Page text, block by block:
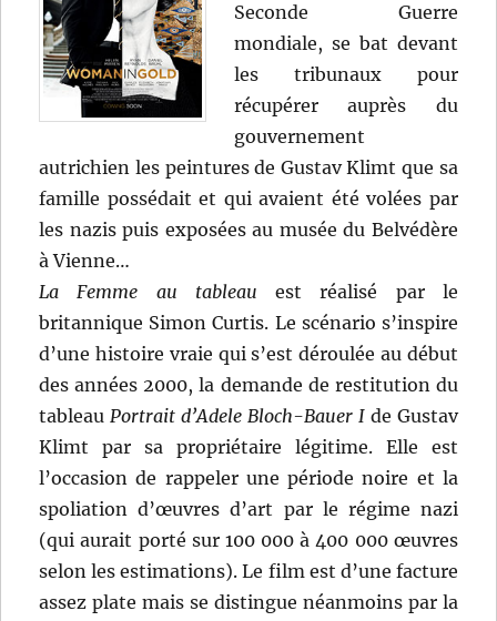
Seconde Guerre
mondiale, se bat devant
les tribunaux pour
récupérer auprès du
gouvernement
autrichien les peintures de Gustav Klimt que sa
famille possédait et qui avaient été volées par
les nazis puis exposées au musée du Belvédère
à Vienne…
La Femme au tableau est réalisé par le
britannique Simon Curtis. Le scénario s’inspire
d’une histoire vraie qui s’est déroulée au début
des années 2000, la demande de restitution du
tableauPortrait d’Adele Bloch-Bauer Ide Gustav
Klimt par sa propriétaire légitime. Elle est
l’occasion de rappeler une période noire et la
spoliation d’œuvres d’art par le régime nazi
(qui aurait porté sur 100 000 à 400 000 œuvres
selon les estimations). Le film est d’une facture
assez plate mais se distingue néanmoins par la